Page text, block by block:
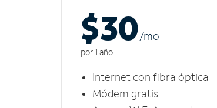
$30/mo
por 1 año
Internet con fibra óptica
Módem gratis